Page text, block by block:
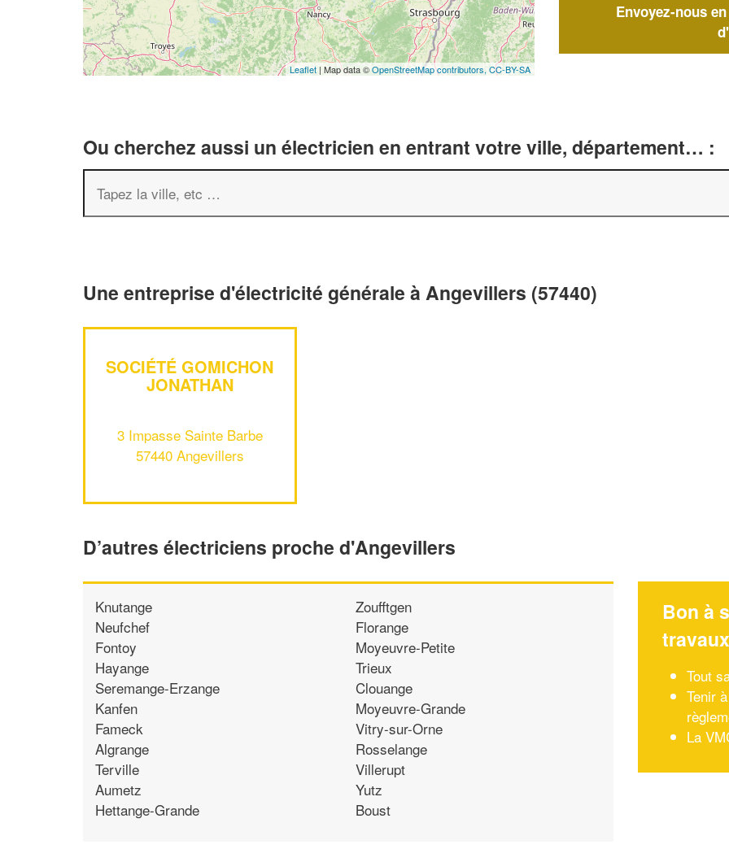
Leaflet | Map data ©OpenStreetMap contributors, CC-BY-SA
Envoyez-nous
Ou cherchez aussi un électricien en entrant votre ville, département… :
Une entreprise d'électricité générale à Angevillers (57440)
SOCIÉTÉ GOMICHON
JONATHAN
3 Impasse Sainte Barbe
57440 Angevillers
D’autres électriciens proche d'Angevillers
Knutange
Neufchef
Fontoy
Hayange
Seremange-Erzange
Kanfen
Fameck
Algrange
Terville
Aumetz
Hettange-Grande
Zoufftgen
Florange
Moyeuvre-Petite
Trieux
Clouange
Moyeuvre-Grande
Vitry-sur-Orne
Rosselange
Villerupt
Yutz
Boust
Bon à
travaux
Tout
Tenir
La